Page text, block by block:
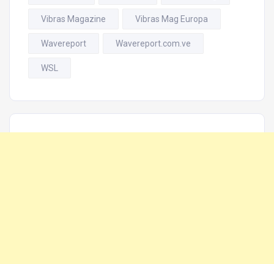
Vibras Magazine Vibras Mag Europa
Wavereport Wavereport.com.ve
WSL